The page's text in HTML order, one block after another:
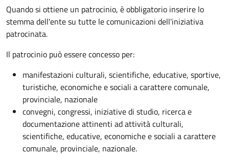
Quando si ottiene un patrocinio, è obbligatorio inserire lo
stemma dell'ente su tutte le comunicazioni dell'iniziativa
patrocinata.
Il patrocinio può essere concesso per:
manifestazioni culturali, scientifiche, educative, sportive,
turistiche, economiche e sociali a carattere comunale,
provinciale, nazionale
convegni, congressi, iniziative di studio, ricerca e
documentazione attinenti ad attività culturali,
scientifiche, educative, economiche e sociali a carattere
comunale, provinciale, nazionale.